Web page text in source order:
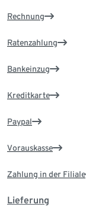
Rechnung
Ratenzahlung
Bankeinzug
Kreditkarte
Paypal
Vorauskasse
Zahlung in der Filiale
Lieferung